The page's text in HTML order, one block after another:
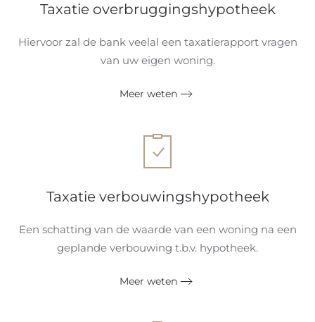
Taxatie overbruggingshypotheek
Hiervoor zal de bank veelal een taxatierapport vragen
van uw eigen woning.
Meer weten
Taxatie verbouwingshypotheek
Een schatting van de waarde van een woning na een
geplande verbouwing t.b.v. hypotheek.
Meer weten